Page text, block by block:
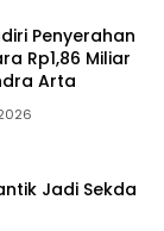
Penyerahan
Rp1,86 Miliar
Arta
Jadi Sekda